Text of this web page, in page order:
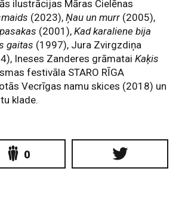
ilustrācijas Māras Cielēnas
(2023),Ņau un murr (2005),
(2001),Kad karaliene bija
gaitas (1997), Jura Zvirgzdiņa
Ineses Zanderes grāmataiKaķis
festivāla STARO RĪGA
Vecrīgas namu skices (2018) un
klade.
0